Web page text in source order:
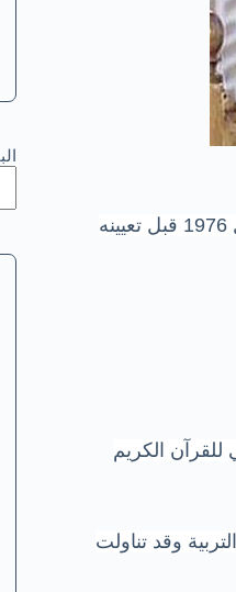
** منح الشعراوي وسام الاستحقاق من الدرجة الاولى لمناسبة بلوغه سن التقاعد في 15 ابريل 1976 قبل تعيينه
للقرآن الكريم
وقد تناولت